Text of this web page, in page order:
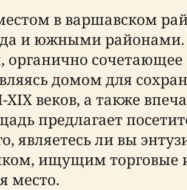
в варшавском
и южными районами.
домом для
веков, а также
предлагает
являетесь ли вы
ищущим торговые
место.